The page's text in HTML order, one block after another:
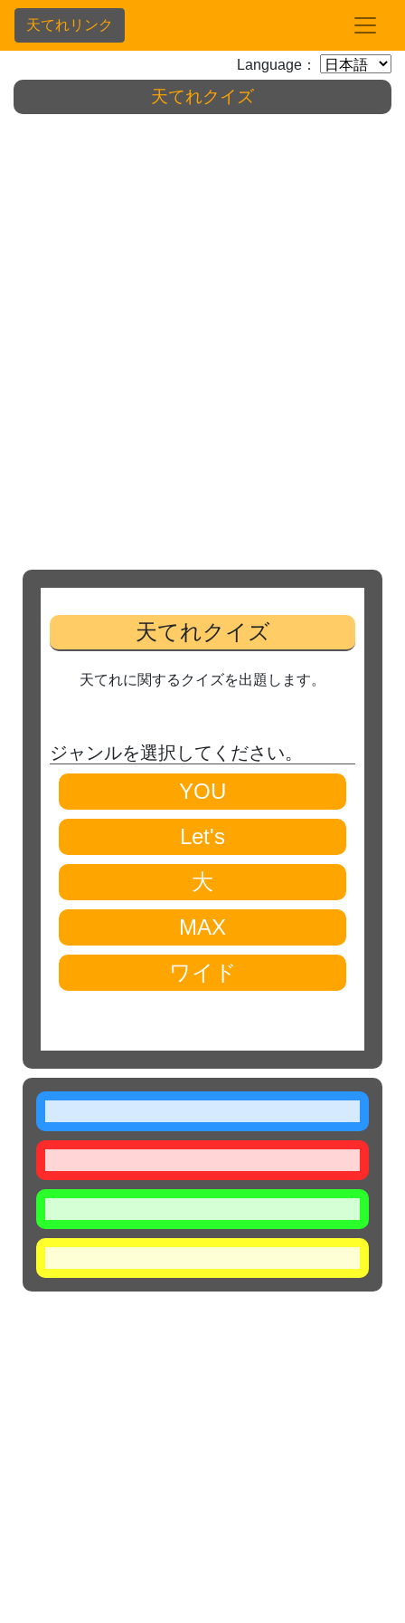
天てれリンク
Language：
天てれクイズ
天てれクイズ
天てれに関するクイズを出題します。
ジャンルを選択してください。
YOU
Let's
大
MAX
ワイド